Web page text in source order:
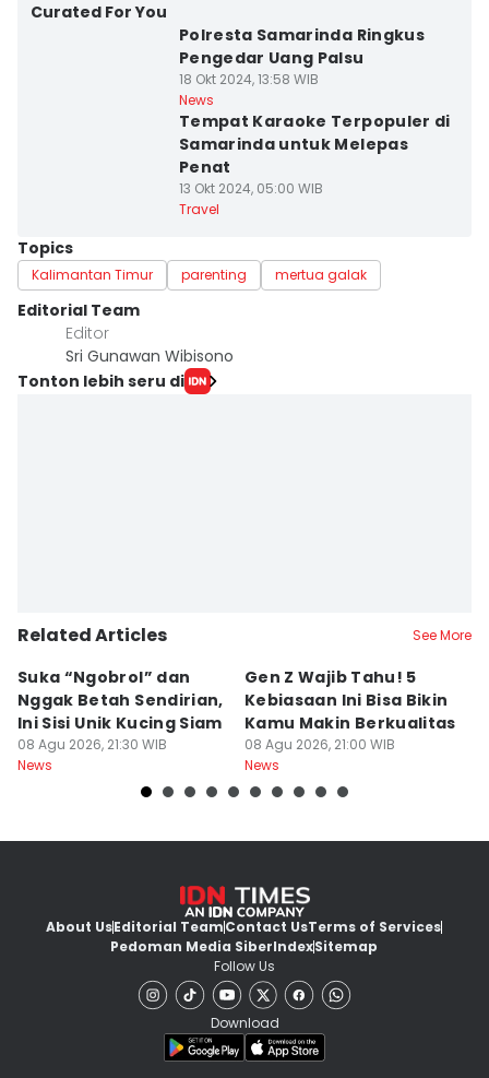
Curated For You
Polresta Samarinda Ringkus
Pengedar Uang Palsu
18 Okt 2024, 13:58 WIB
News
Tempat Karaoke Terpopuler di
Samarinda untuk Melepas
Penat
13 Okt 2024, 05:00 WIB
Travel
Topics
Kalimantan Timur parenting mertua galak
Editorial Team
Editor
Sri Gunawan Wibisono
Tonton lebih seru di
Related Articles See More
Suka “Ngobrol” dan
Nggak Betah Sendirian,
Ini Sisi Unik Kucing Siam
08 Agu 2026, 21:30 WIB
News
Gen Z Wajib Tahu! 5
Kebiasaan Ini Bisa Bikin
Kamu Makin Berkualitas
08 Agu 2026, 21:00 WIB
News
About UsEditorial TeamContact UsTerms of Services
Pedoman Media SiberIndexSitemap
Follow Us
Download